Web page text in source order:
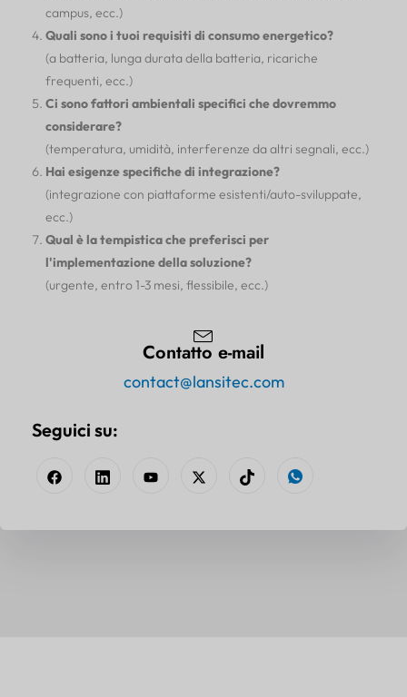
campus, ecc.)
Quali sono i tuoi requisiti di consumo energetico?
(a batteria, lunga durata della batteria, ricariche
frequenti, ecc.)
Ci sono fattori ambientali specifici che dovremmo
considerare?
(temperatura, umidità, interferenze da altri segnali, ecc.)
Hai esigenze specifiche di integrazione?
(integrazione con piattaforme esistenti/auto-sviluppate,
ecc.)
Qual è la tempistica che preferisci per
l'implementazione della soluzione?
(urgente, entro 1-3 mesi, flessibile, ecc.)
Contatto e-mail
contact@lansitec.com
Seguici su: